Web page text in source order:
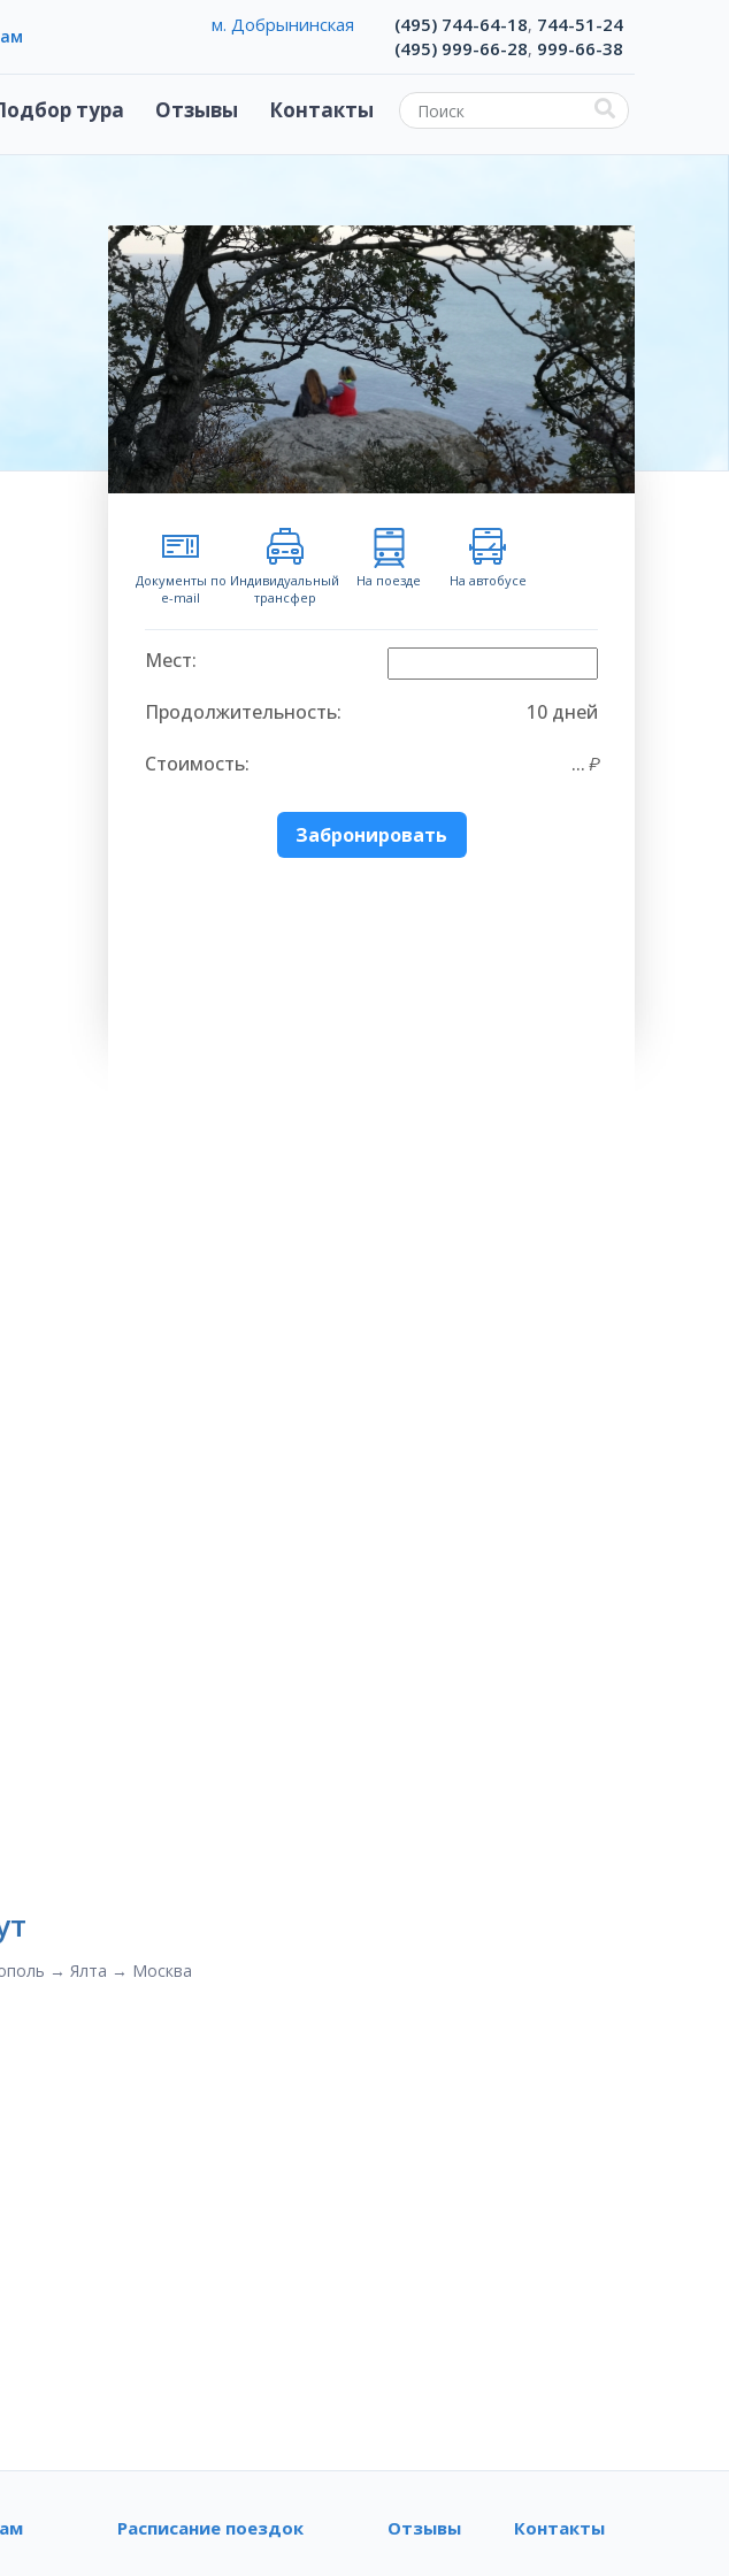
тура Отзывы Контакты
м. Добрынинская (495) 744-64-18, 744-51-24
(495) 999-66-28, 999-66-38
Документы по
e-mail
Индивидуальный
трансфер
На поезде На автобусе
Мест:
Продолжительность: 10 дней
Стоимость: ...
Забронировать
→ Ялта → Москва
Расписание поездок Отзывы Контакты